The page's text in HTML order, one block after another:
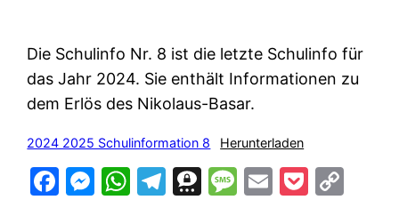
Die Schulinfo Nr. 8 ist die letzte Schulinfo für
das Jahr 2024. Sie enthält Informationen zu
dem Erlös des Nikolaus-Basar.
2024 2025 Schulinformation 8 Herunterladen
Facebook
Messenger
WhatsApp
Telegram
Threema
Message
Email